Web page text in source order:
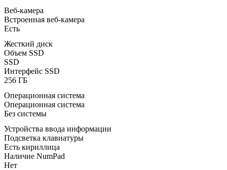
Веб-камера
Встроенная веб-камера
Есть
Жесткий диск
Объем SSD
SSD
Интерфейс SSD
256 ГБ
Операционная система
Операционная система
Без системы
Устройства ввода информации
Подсветка клавиатуры
Есть кириллица
Наличие NumPad
Нет